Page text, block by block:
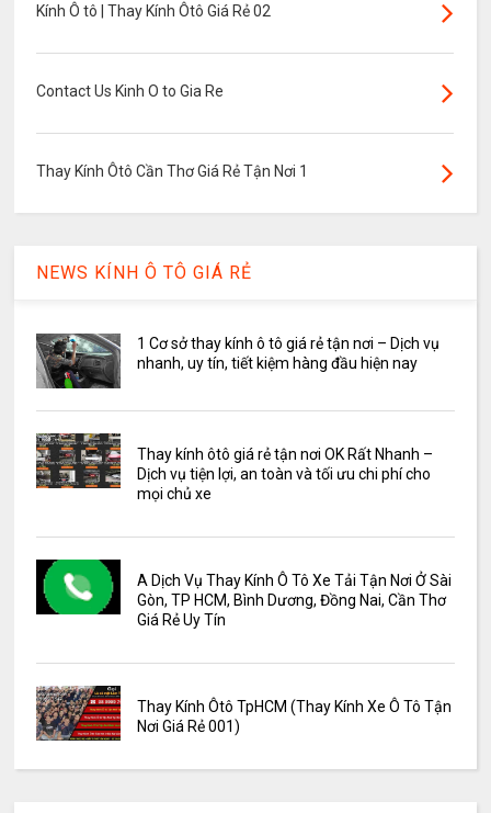
Kính Ô tô | Thay Kính Ôtô Giá Rẻ 02
Contact Us Kinh O to Gia Re
Thay Kính Ôtô Cần Thơ Giá Rẻ Tận Nơi 1
NEWS KÍNH Ô TÔ GIÁ RẺ
1 Cơ sở thay kính ô tô giá rẻ tận nơi – Dịch vụ
nhanh, uy tín, tiết kiệm hàng đầu hiện nay
Thay kính ôtô giá rẻ tận nơi OK Rất Nhanh –
Dịch vụ tiện lợi, an toàn và tối ưu chi phí cho
mọi chủ xe
A Dịch Vụ Thay Kính Ô Tô Xe Tải Tận Nơi Ở Sài
Gòn, TP HCM, Bình Dương, Đồng Nai, Cần Thơ
Giá Rẻ Uy Tín
Thay Kính Ôtô TpHCM (Thay Kính Xe Ô Tô Tận
Nơi Giá Rẻ 001)